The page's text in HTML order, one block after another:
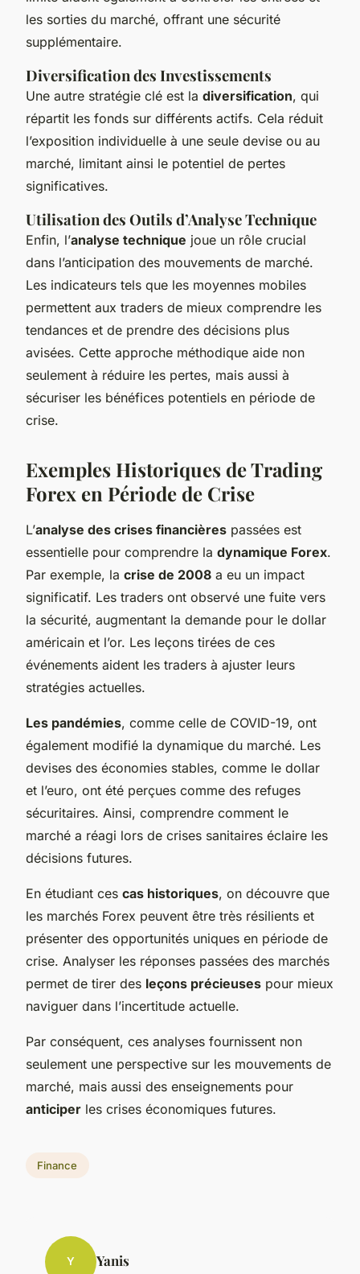
les sorties du marché, offrant une sécurité
supplémentaire.
Diversification des Investissements
Une autre stratégie clé est la diversification, qui
répartit les fonds sur différents actifs. Cela réduit
l’exposition individuelle à une seule devise ou au
marché, limitant ainsi le potentiel de pertes
significatives.
Utilisation des Outils d’Analyse Technique
Enfin, l’analyse technique joue un rôle crucial
dans l’anticipation des mouvements de marché.
Les indicateurs tels que les moyennes mobiles
permettent aux traders de mieux comprendre les
tendances et de prendre des décisions plus
avisées. Cette approche méthodique aide non
seulement à réduire les pertes, mais aussi à
sécuriser les bénéfices potentiels en période de
crise.
Exemples Historiques de Trading
Forex en Période de Crise
L’analyse des crises financières passées est
essentielle pour comprendre la dynamique Forex.
Par exemple, la crise de 2008 a eu un impact
significatif. Les traders ont observé une fuite vers
la sécurité, augmentant la demande pour le dollar
américain et l’or. Les leçons tirées de ces
événements aident les traders à ajuster leurs
stratégies actuelles.
Les pandémies, comme celle de COVID-19, ont
également modifié la dynamique du marché. Les
devises des économies stables, comme le dollar
et l’euro, ont été perçues comme des refuges
sécuritaires. Ainsi, comprendre comment le
marché a réagi lors de crises sanitaires éclaire les
décisions futures.
En étudiant ces cas historiques, on découvre que
les marchés Forex peuvent être très résilients et
présenter des opportunités uniques en période de
crise. Analyser les réponses passées des marchés
permet de tirer des leçons précieuses pour mieux
naviguer dans l’incertitude actuelle.
Par conséquent, ces analyses fournissent non
seulement une perspective sur les mouvements de
marché, mais aussi des enseignements pour
anticiper les crises économiques futures.
Finance
Y Yanis